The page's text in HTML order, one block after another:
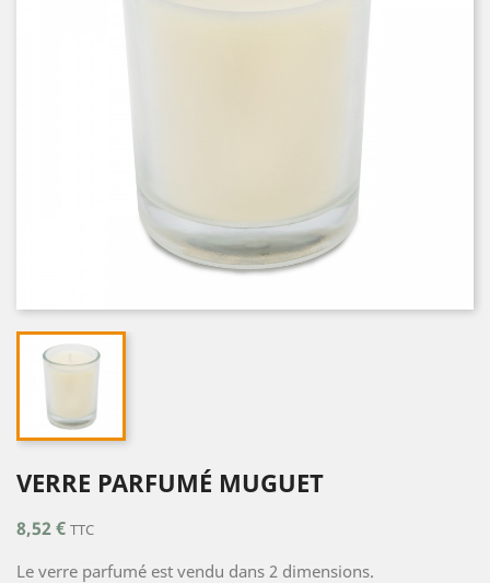
VERRE PARFUMÉ MUGUET
8,52 € TTC
Le verre parfumé est vendu dans 2 dimensions.